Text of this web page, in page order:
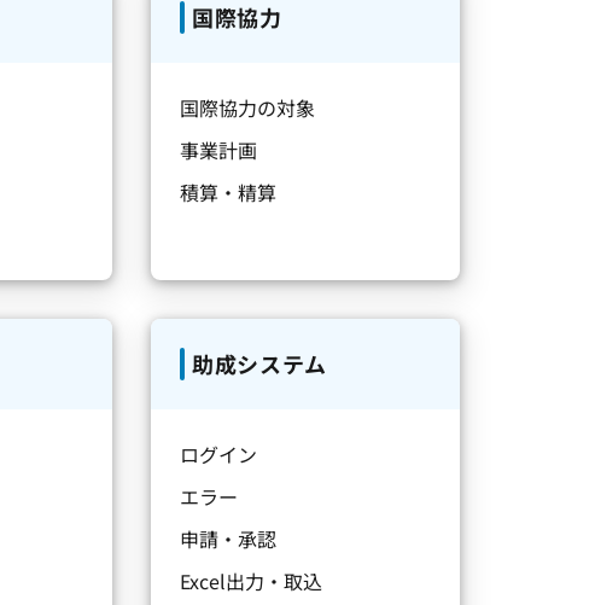
国際協力
国際協力の対象
事業計画
積算・精算
助成システム
ログイン
エラー
申請・承認
Excel出力・取込